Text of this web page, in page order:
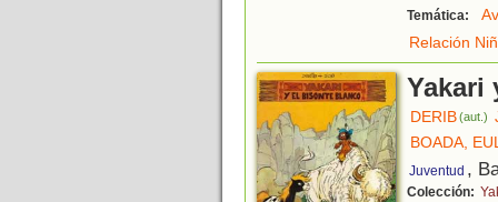
Temática:
Relación
Yakari
DERIB(aut.)
BOADA,
Juventud ,
Colección: